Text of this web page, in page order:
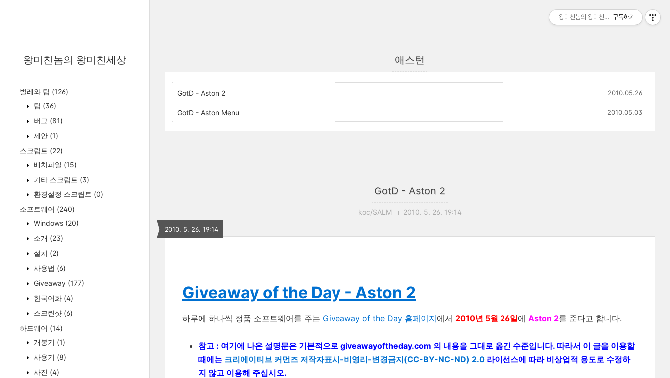
왕미친놈의 왕미친세상
벌레와 팁 (126)
팁 (36)
버그 (81)
제안 (1)
스크립트 (22)
배치파일 (15)
기타 스크립트 (3)
환경설정 스크립트 (0)
소프트웨어 (240)
Windows (20)
소개 (23)
설치 (2)
사용법 (6)
Giveaway (177)
한국어화 (4)
스크린샷 (6)
하드웨어 (14)
개봉기 (1)
사용기 (8)
사진 (4)
애스턴
GotD - Aston 2 2010.05.26
GotD - Aston Menu 2010.05.03
GotD - Aston 2
koc/SALM 2010. 5. 26. 19:14
2010. 5. 26. 19:14
Giveaway of the Day - Aston 2
하루에 하나씩 정품 소프트웨어를 주는 Giveaway of the Day 홈페이지에서 2010년 5월 26일에 Aston 2를 준다고 합니다.
참고 : 여기에 나온 설명문은 기본적으로 giveawayoftheday.com 의 내용을 그대로 옮긴 수준입니다. 따라서 이 글을 이용할
때에는 크리에이티브 커먼즈 저작자표시-비영리-변경금지(CC-BY-NC-ND) 2.0 라이선스에 따라 비상업적 용도로 수정하
지 않고 이용해 주십시오.
왕미친놈의 왕미친세상구독하기